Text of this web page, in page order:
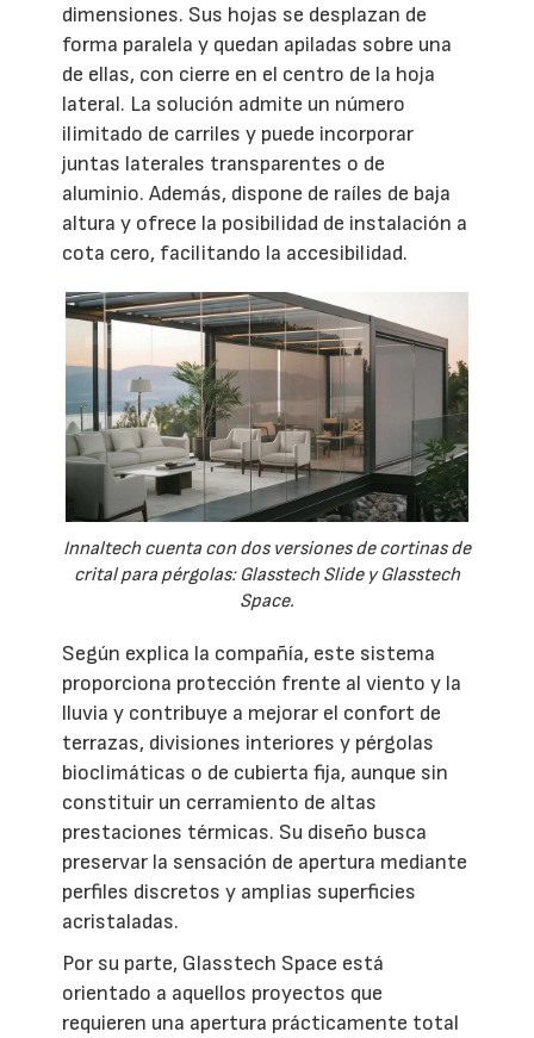
dimensiones. Sus hojas se desplazan de
forma paralela y quedan apiladas sobre una
de ellas, con cierre en el centro de la hoja
lateral. La solución admite un número
ilimitado de carriles y puede incorporar
juntas laterales transparentes o de
aluminio. Además, dispone de raíles de baja
altura y ofrece la posibilidad de instalación a
cota cero, facilitando la accesibilidad.
Innaltech cuenta con dos versiones de cortinas de
crital para pérgolas: Glasstech Slide y Glasstech
Space.
Según explica la compañía, este sistema
proporciona protección frente al viento y la
lluvia y contribuye a mejorar el confort de
terrazas, divisiones interiores y pérgolas
bioclimáticas o de cubierta fija, aunque sin
constituir un cerramiento de altas
prestaciones térmicas. Su diseño busca
preservar la sensación de apertura mediante
perfiles discretos y amplias superficies
acristaladas.
Por su parte, Glasstech Space está
orientado a aquellos proyectos que
requieren una apertura prácticamente total